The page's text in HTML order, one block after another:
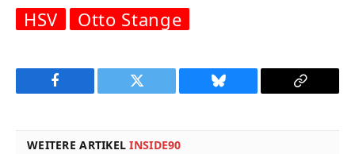
HSV Otto Stange
Facebook Twitter Bluesky
Copy
WEITERE ARTIKELINSIDE90